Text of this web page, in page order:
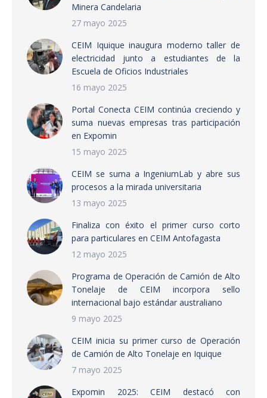
Minera Candelaria
27 mayo 2025
CEIM Iquique inaugura moderno taller de
electricidad junto a estudiantes de la
Escuela de Oficios Industriales
16 mayo 2025
Portal Conecta CEIM continúa creciendo y
suma nuevas empresas tras participación
en Expomin
15 mayo 2025
CEIM se suma a IngeniumLab y abre sus
procesos a la mirada universitaria
13 mayo 2025
Finaliza con éxito el primer curso corto
para particulares en CEIM Antofagasta
12 mayo 2025
Programa de Operación de Camión de Alto
Tonelaje de CEIM incorpora sello
internacional bajo estándar australiano
9 mayo 2025
CEIM inicia su primer curso de Operación
de Camión de Alto Tonelaje en Iquique
7 mayo 2025
Expomin 2025: CEIM destacó con